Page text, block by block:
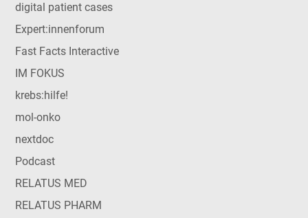
digital patient cases
Expert:innenforum
Fast Facts Interactive
IM FOKUS
krebs:hilfe!
mol-onko
nextdoc
Podcast
RELATUS MED
RELATUS PHARM